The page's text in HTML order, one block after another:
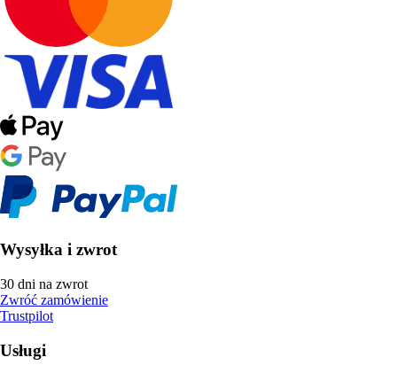
Wysyłka i zwrot
30 dni na zwrot
Zwróć zamówienie
Trustpilot
Usługi